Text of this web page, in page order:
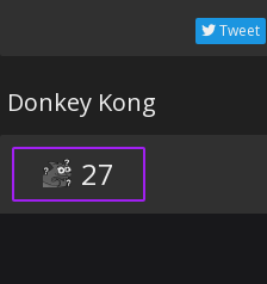
Tweet
Donkey Kong
27